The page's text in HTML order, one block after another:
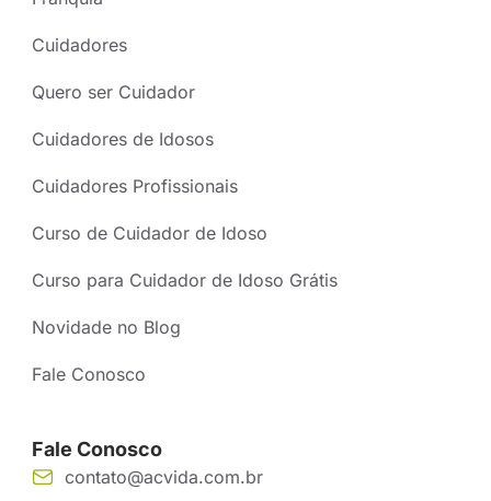
Cuidadores
Quero ser Cuidador
Cuidadores de Idosos
Cuidadores Profissionais
Curso de Cuidador de Idoso
Curso para Cuidador de Idoso Grátis
Novidade no Blog
Fale Conosco
Fale Conosco
contato@acvida.com.br